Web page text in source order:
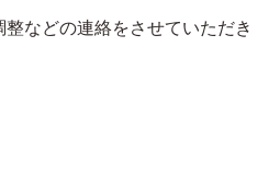
などの連絡をさせていただき